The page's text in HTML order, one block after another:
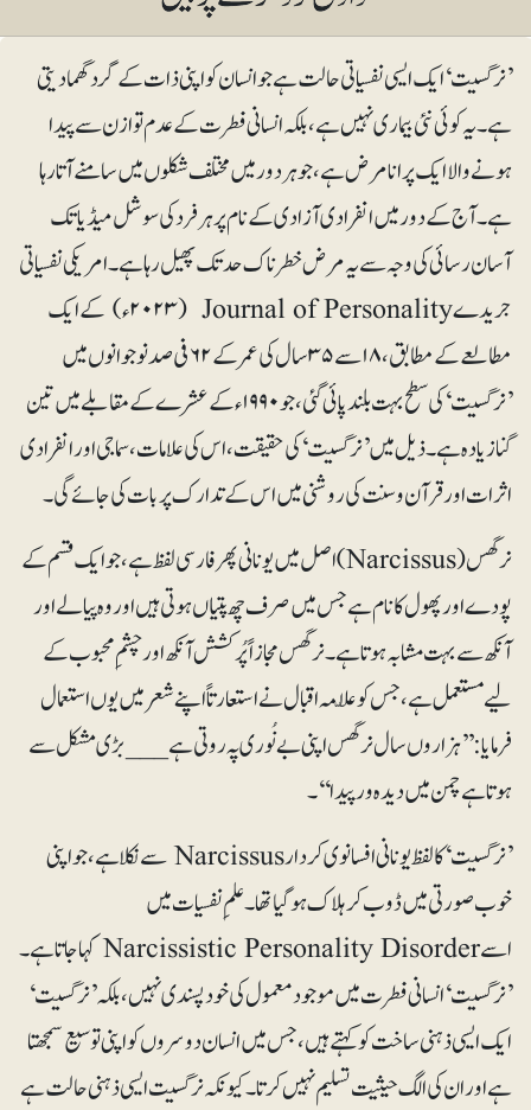
’نرگسیت‘ ایک ایسی نفسیاتی حالت ہے جو انسان کو اپنی ذات کے گرد گھما دیتی
ہے۔ یہ کوئی نئی بیماری نہیں ہے، بلکہ انسانی فطرت کے عدم توازن سے پیدا
ہونے والا ایک پرانا مرض ہے، جو ہر دور میں مختلف شکلوں میں سامنے آتا رہا
ہے۔ آج کے دور میں انفرادی آزادی کے نام پر ہرفرد کی سوشل میڈیا تک
آسان رسائی کی وجہ سے یہ مرض خطرناک حد تک پھیل رہا ہے۔ امریکی نفسیاتی
جریدے Journal of Personality (۲۰۲۳ء) کے ایک
مطالعے کے مطابق، ۱۸ سے ۳۵سال کی عمر کے ۶۲ فی صد نوجوانوں میں
’نرگسیت‘ کی سطح بہت بلند پائی گئی، جو ۱۹۹۰ء کے عشرے کے مقابلے میں تین
گنا زیادہ ہے۔ ذیل میں ’نرگسیت‘ کی حقیقت، اس کی علامات، سماجی اور انفرادی
اثرات اور قرآن و سنت کی روشنی میں اس کے تدارک پر بات کی جائے گی۔
نرگس (Narcissus) اصل میں یونانی پھر فارسی لفظ ہے، جو ایک قسم کے
پودے اور پھول کا نام ہے جس میں صرف چھ پتیاں ہوتی ہیں اور وہ پیالے اور
آنکھ سے بہت مشابہ ہوتا ہے۔ نرگس مجازاً پُرکشش آنکھ اور چشمِ محبوب کے
لیے مستعمل ہے، جس کو علّامہ اقبال نے استعارتاً اپنے شعر میں یوں استعمال
فرمایا: ’’ہزاروں سال نرگس اپنی بے نُوری پہ روتی ہے___ بڑی مشکل سے
ہوتا ہے چمن میں دیدہ ور پیدا‘‘۔
’نرگسیت‘ کا لفظ یونانی افسانوی کردار Narcissus سے نکلا ہے، جو اپنی
خوب صورتی میں ڈوب کر ہلاک ہو گیا تھا۔ علمِ نفسیات میں
اسے Narcissistic Personality Disorder کہا جاتا ہے۔
’نرگسیت‘ انسانی فطرت میں موجود معمول کی خود پسندی نہیں، بلکہ ’نرگسیت‘
ایک ایسی ذہنی ساخت کو کہتے ہیں، جس میں انسان دوسروں کو اپنی توسیع سمجھتا
ہے اور ان کی الگ حیثیت تسلیم نہیں کرتا۔ کیونکہ نرگسیت ایسی ذہنی حالت ہے